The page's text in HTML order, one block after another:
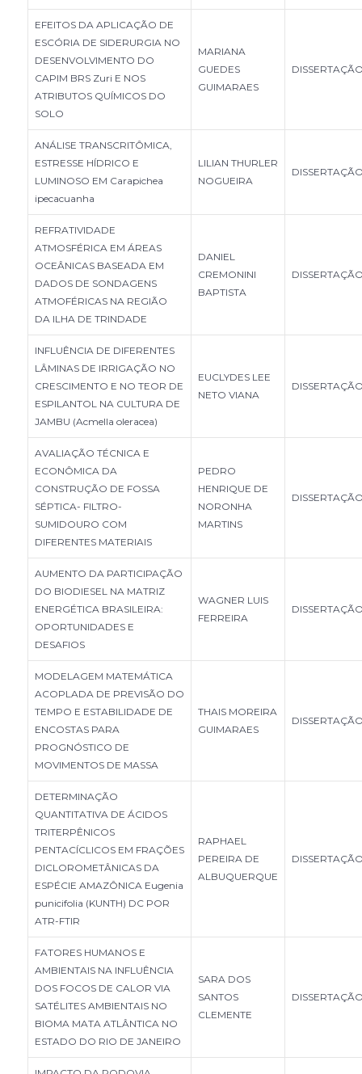
EFEITOS DA APLICAÇÃO DE
ESCÓRIA DE SIDERURGIA NO
DESENVOLVIMENTO DO
CAPIM BRS Zuri E NOS
ATRIBUTOS QUÍMICOS DO
SOLO
MARIANA
GUEDES
GUIMARAES
ANÁLISE TRANSCRITÔMICA,
ESTRESSE HÍDRICO E
LUMINOSO EM Carapichea
ipecacuanha
LILIAN THURLER
NOGUEIRA
REFRATIVIDADE
ATMOSFÉRICA EM ÁREAS
OCEÂNICAS BASEADA EM
DADOS DE SONDAGENS
ATMOFÉRICAS NA REGIÃO
DA ILHA DE TRINDADE
DANIEL
CREMONINI
BAPTISTA
INFLUÊNCIA DE DIFERENTES
LÂMINAS DE IRRIGAÇÃO NO
CRESCIMENTO E NO TEOR DE
ESPILANTOL NA CULTURA DE
JAMBU (Acmella oleracea)
EUCLYDES LEE
NETO VIANA
AVALIAÇÃO TÉCNICA E
ECONÔMICA DA
CONSTRUÇÃO DE FOSSA
SÉPTICA- FILTRO-
SUMIDOURO COM
DIFERENTES MATERIAIS
PEDRO
HENRIQUE DE
NORONHA
MARTINS
AUMENTO DA PARTICIPAÇÃO
DO BIODIESEL NA MATRIZ
ENERGÉTICA BRASILEIRA:
OPORTUNIDADES E
DESAFIOS
WAGNER LUIS
FERREIRA
MODELAGEM MATEMÁTICA
ACOPLADA DE PREVISÃO DO
TEMPO E ESTABILIDADE DE
ENCOSTAS PARA
PROGNÓSTICO DE
MOVIMENTOS DE MASSA
THAIS MOREIRA
GUIMARAES
DETERMINAÇÃO
QUANTITATIVA DE ÁCIDOS
TRITERPÊNICOS
PENTACÍCLICOS EM FRAÇÕES
DICLOROMETÂNICAS DA
ESPÉCIE AMAZÔNICA Eugenia
punicifolia (KUNTH) DC POR
ATR-FTIR
RAPHAEL
PEREIRA DE
ALBUQUERQUE
FATORES HUMANOS E
AMBIENTAIS NA INFLUÊNCIA
DOS FOCOS DE CALOR VIA
SATÉLITES AMBIENTAIS NO
BIOMA MATA ATLÂNTICA NO
ESTADO DO RIO DE JANEIRO
SARA DOS
SANTOS
CLEMENTE